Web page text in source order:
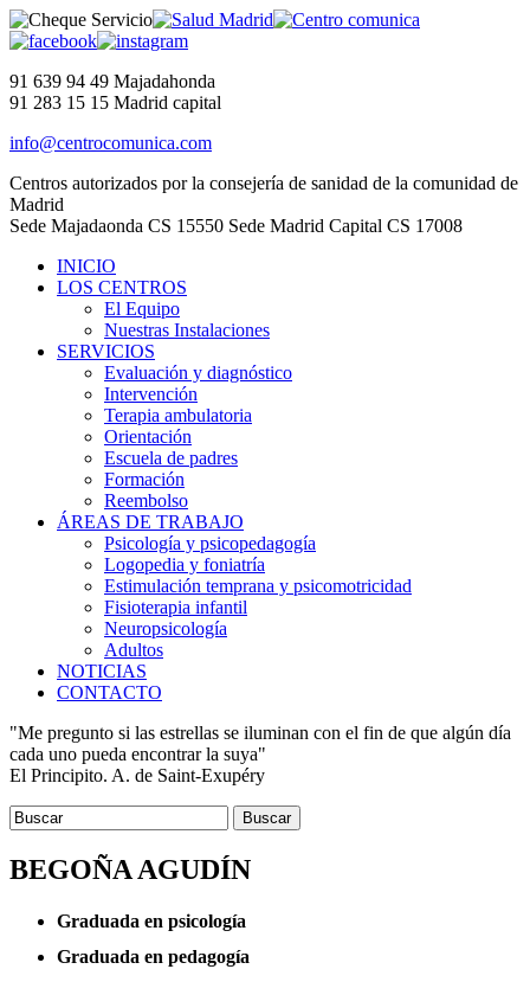
91 639 94 49 Majadahonda
91 283 15 15 Madrid capital
info@centrocomunica.com
Centros autorizados por la consejería de sanidad de la comunidad de
Madrid
Sede Majadaonda CS 15550 Sede Madrid Capital CS 17008
INICIO
LOS CENTROS
El Equipo
Nuestras Instalaciones
SERVICIOS
Evaluación y diagnóstico
Intervención
Terapia ambulatoria
Orientación
Escuela de padres
Formación
Reembolso
ÁREAS DE TRABAJO
Psicología y psicopedagogía
Logopedia y foniatría
Estimulación temprana y psicomotricidad
Fisioterapia infantil
Neuropsicología
Adultos
NOTICIAS
CONTACTO
"Me pregunto si las estrellas se iluminan con el fin de que algún día
cada uno pueda encontrar la suya"
El Principito. A. de Saint-Exupéry
Buscar
BEGOÑA AGUDÍN
Graduada en psicología
Graduada en pedagogía